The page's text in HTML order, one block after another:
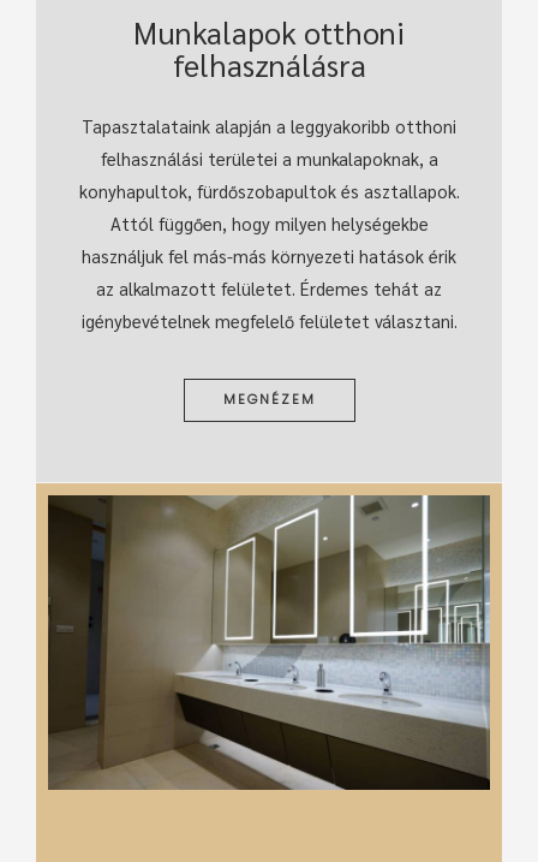
Munkalapok otthoni
felhasználásra
Tapasztalataink alapján a leggyakoribb otthoni
felhasználási területei a munkalapoknak, a
konyhapultok, fürdőszobapultok és asztallapok.
Attól függően, hogy milyen helységekbe
használjuk fel más-más környezeti hatások érik
az alkalmazott felületet. Érdemes tehát az
igénybevételnek megfelelő felületet választani.
MEGNÉZEM